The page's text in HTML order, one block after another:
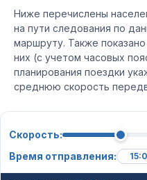
Ниже перечислены
на пути следования по
маршруту. Также
них (с учетом часовых
планирования поездки
среднюю скорость
Скорость:
Время отправления: